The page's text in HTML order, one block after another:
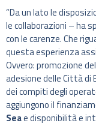
“Da un lato le
le collaborazioni – ha
con le carenze. Che
questa esperienza
Ovvero: promozione
adesione delle Città di
dei compiti degli
aggiungono il
Seae disponibilità e